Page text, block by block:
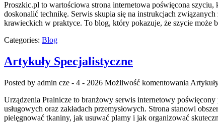
Proszkic.pl to wartościowa strona internetowa poświęcona
doskonalić technikę. Serwis skupia się na instrukcjach
krawieckich w praktyce. To blog, który pokazuje, że szycie
Categories: Blog
Artykuły Specjalistyczne
Posted by admin cze - 4 - 2026 Możliwość komentowania
Urządzenia Pralnicze to branżowy serwis internetowy
usługowych oraz zakładach przemysłowych. Strona stanowi
pielęgnować tkaniny, jak usuwać plamy i jak organizować